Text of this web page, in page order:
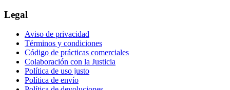
Legal
Aviso de privacidad
Términos y condiciones
Código de prácticas comerciales
Colaboración con la Justicia
Política de uso justo
Política de envío